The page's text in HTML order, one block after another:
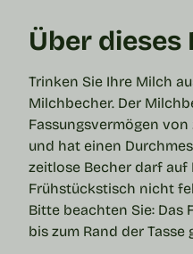
Über dieses
Trinken Sie Ihre Milch
Milchbecher. Der
Fassungsvermögen von
und hat einen
zeitlose Becher darf
Frühstückstisch nicht
Bitte beachten Sie: Das
bis zum Rand der Tasse